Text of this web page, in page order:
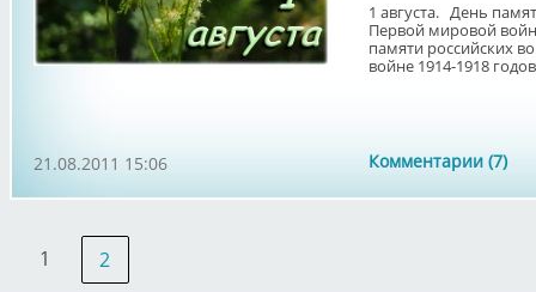
1 августа. День
Первой мировой
памяти российских
войне 1914-1918
Комментарии (7)
21.08.2011 15:06
1 2